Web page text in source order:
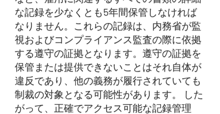
な記録を少なくとも5年間保管しなければ
なりません。これらの記録は、内務省が監
視およびコンプライアンス監査の際に依拠
する遵守の証拠となります。遵守の証拠を
保管または提供できないことはそれ自体が
違反であり、他の義務が履行されていても
制裁の対象となる可能性があります。 した
がって、正確でアクセス可能な記録管理